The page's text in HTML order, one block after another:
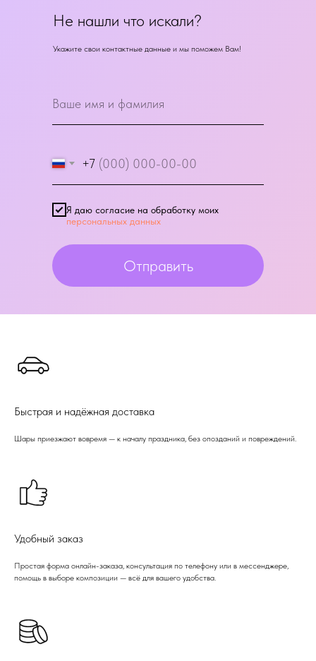
+7
Я даю согласие на обработку моих
персональных данных
Отправить
Не нашли что искали?
Укажите свои контактные данные и мы поможем Вам!
Быстрая и надёжная доставка
Шары приезжают вовремя — к началу праздника, без опозданий и повреждений.
Удобный заказ
Простая форма онлайн-заказа, консультация по телефону или в мессенджере,
помощь в выборе композиции — всё для вашего удобства.